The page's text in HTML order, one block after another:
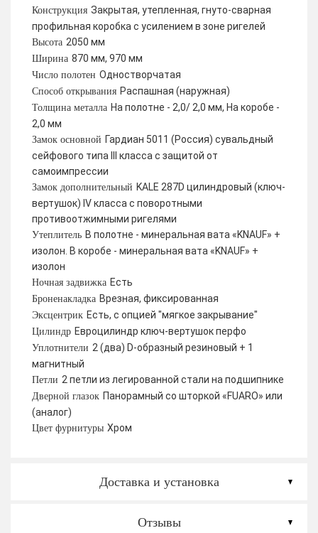
Конструкция Закрытая, утепленная, гнуто-сварная
профильная коробка с усилением в зоне ригелей
Высота 2050 мм
Ширина 870 мм, 970 мм
Число полотен Одностворчатая
Способ открывания Распашная (наружная)
Толщина металла На полотне - 2,0/ 2,0 мм, На коробе -
2,0 мм
Замок основной Гардиан 5011 (Россия) сувальдный
сейфового типа III класса с защитой от
самоимпрессии
Замок дополнительный KALE 287D цилиндровый (ключ-
вертушок) IV класса с поворотными
противоотжимными ригелями
Утеплитель В полотне - минеральная вата «KNAUF» +
изолон. В коробе - минеральная вата «KNAUF» +
изолон
Ночная задвижка Есть
Броненакладка Врезная, фиксированная
Эксцентрик Есть, с опцией "мягкое закрывание"
Цилиндр Евроцилиндр ключ-вертушок перфо
Уплотнители 2 (два) D-образный резиновый + 1
магнитный
Петли 2 петли из легированной стали на подшипнике
Дверной глазок Панорамный со шторкой «FUARO» или
(аналог)
Цвет фурнитуры Хром
Доставка и установка
Отзывы